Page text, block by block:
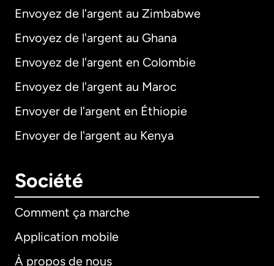
Envoyez de l'argent au Zimbabwe
Envoyez de l'argent au Ghana
Envoyez de l'argent en Colombie
Envoyez de l'argent au Maroc
Envoyer de l'argent en Éthiopie
Envoyer de l'argent au Kenya
Société
Comment ça marche
Application mobile
À propos de nous